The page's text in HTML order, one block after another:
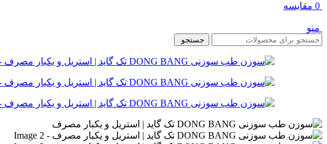
0 مقایسه
منو
جستجو